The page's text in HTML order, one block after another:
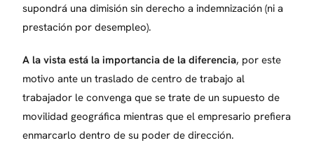
supondrá una dimisión sin derecho a indemnización (ni a
prestación por desempleo).
A la vista está la importancia de la diferencia, por este
motivo ante un traslado de centro de trabajo al
trabajador le convenga que se trate de un supuesto de
movilidad geográfica mientras que el empresario prefiera
enmarcarlo dentro de su poder de dirección.